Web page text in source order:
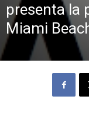
presenta la
Miami